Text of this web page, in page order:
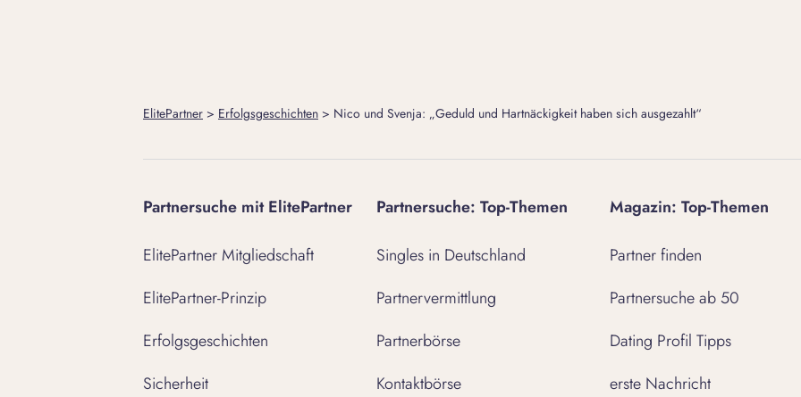
ElitePartner > Erfolgsgeschichten > Nico und Svenja: „Geduld und Hartnäckigkeit haben sich ausgezahlt“
Partnersuche mit ElitePartner
ElitePartner Mitgliedschaft
ElitePartner-Prinzip
Erfolgsgeschichten
Sicherheit
Partnersuche: Top-Themen
Singles in Deutschland
Partnervermittlung
Partnerbörse
Kontaktbörse
Magazin: Top-Themen
Partner finden
Partnersuche ab 50
Dating Profil Tipps
erste Nachricht